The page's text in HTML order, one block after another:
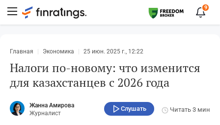
9
Главная Экономика 25 июн. 2025 г., 12:22
Налоги по-новому: что изменится
для казахстанцев с 2026 года
Жанна Амирова
Журналист
Слушать Читать 3 мин